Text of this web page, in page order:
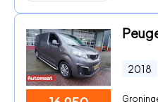
2018